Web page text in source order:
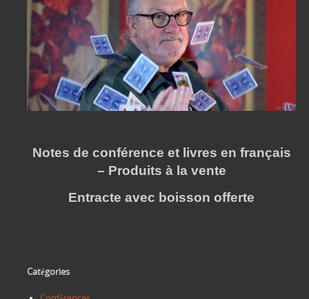
Notes de conférence et livres en français
– Produits à la vente
Entracte avec boisson offerte
Catégories